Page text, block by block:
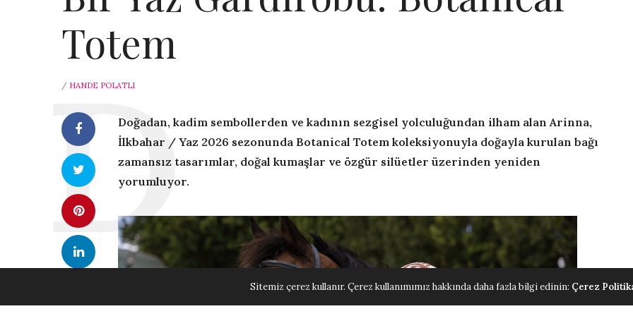
Totem
/ HANDE POLATLI
Doğadan, kadim sembollerden ve kadının sezgisel yolculuğundan ilham alan Arinna,
İlkbahar / Yaz 2026 sezonunda Botanical Totem koleksiyonuyla doğayla kurulan bağı
zamansız tasarımlar, doğal kumaşlar ve özgür silüetler üzerinden yeniden
yorumluyor.
Sitemiz çerez kullanır. Çerez kullanımımız hakkında daha fazla bilgi edinin: Çerez